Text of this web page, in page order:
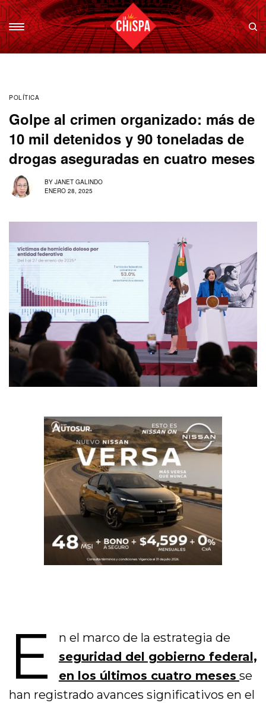
POLÍTICA
Golpe al crimen organizado: más de
10 mil detenidos y 90 toneladas de
drogas aseguradas en cuatro meses
BY JANET GALINDO
ENERO 28, 2025
E
n el marco de la estrategia de
seguridad del gobierno federal,
en los últimos cuatro meses se
han registrado avances significativos en el